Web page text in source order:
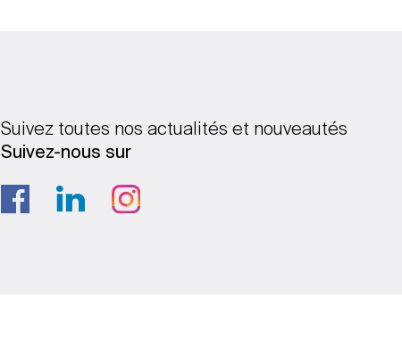
Suivez toutes nos actualités et nouveautés
Suivez-nous sur